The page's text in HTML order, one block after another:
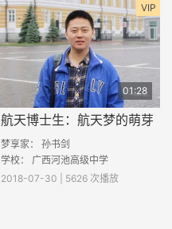
VIP
01:28
航天博士生：航天梦的萌芽
梦享家： 孙书剑
学校： 广西河池高级中学
2018-07-30 | 5626 次播放